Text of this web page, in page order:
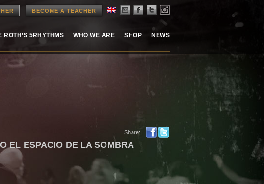
BECOME A TEACHER
ROTH’S 5RHYTHMS WHO WE ARE SHOP NEWS
Share:
EL ESPACIO DE LA SOMBRA